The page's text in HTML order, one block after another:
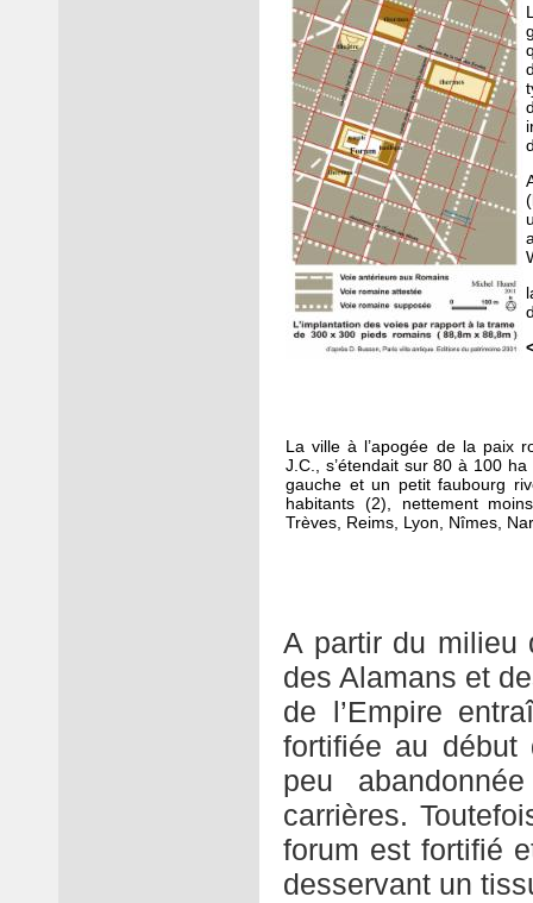
L a ville à l’apogée de la paix
J.C., s’étendait sur 80 à 100
gauche et un petit faubourg
habitants (2), nettement
Trèves, Reims, Lyon, Nîmes,
A partir du milieu
des Alamans et
de l’Empire
fortifiée au
peu
carrières.
forum est fortifié
desservant un